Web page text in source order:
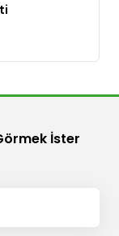
İster